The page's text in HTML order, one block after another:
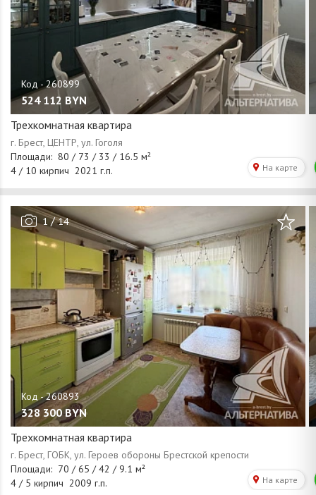
524 112 BYN
Трехкомнатная квартира
1/14
328 300 BYN
Трехкомнатная квартира